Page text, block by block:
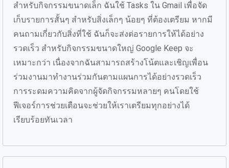
สำหรับกิจกรรมขนาดเล็ก ฉันใช้ Tasks ใน Gmail เพื่อจัด
เก็บรายการสั้นๆ สำหรับสิ่งเล็กๆ น้อยๆ ที่ต้องเตรียม หากมี
คนถามเกี่ยวกับสิ่งที่ใช้ ฉันก็จะส่งต่อรายการให้ได้อย่าง
รวดเร็ว สำหรับกิจกรรมขนาดใหญ่ Google Keep จะ
เหมาะกว่า เนื่องจากฉันสามารถสร้างโน้ตและเชิญเพื่อน
ร่วมงานมาทำงานร่วมกันตามแผนการได้อย่างรวดเร็ว
การระดมความคิดจากผู้จัดกิจกรรมหลายๆ คนโดยใช้
ฟีเจอร์การช่วยเตือนจะช่วยให้เราเตรียมทุกอย่างได้
เรียบร้อยทันเวลา